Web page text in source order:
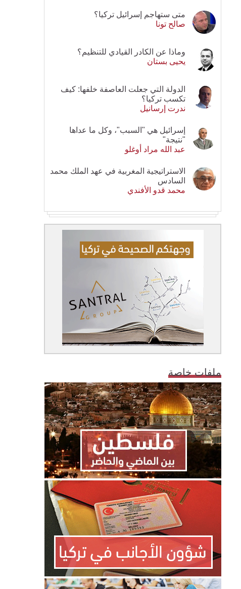
متى ستهاجم إسرائيل تركيا؟
صالح تونا
وماذا عن الكادر القيادي للتنظيم؟
يحيى بستان
الدولة التي جعلت العاصفة خلفها: كيف
تكسب تركيا؟
ندرت إرسانيل
إسرائيل هي "السبب"، وكل ما عداها
"نتيجة"
عبد الله مراد أوغلو
الاستراتيجية المغربية في عهد الملك محمد
السادس
محمد قدو الأفندي
ملفات خاصة